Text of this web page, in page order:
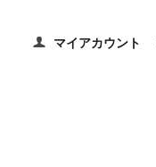
マイアカウント